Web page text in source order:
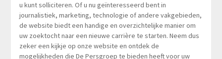
u kunt solliciteren. Of u nu geïnteresseerd bent in
journalistiek, marketing, technologie of andere vakgebieden,
de website biedt een handige en overzichtelijke manier om
uw zoektocht naar een nieuwe carrière te starten. Neem dus
zeker een kijkje op onze website en ontdek de
mogelijkheden die De Persgroep te bieden heeft voor uw